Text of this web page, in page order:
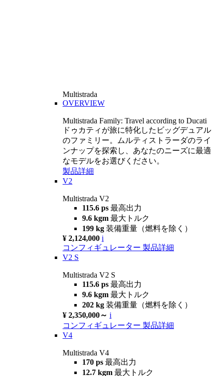
Multistrada
OVERVIEW
Multistrada Family: Travel according to Ducati
ドゥカティが旅に特化したビッグデュアル
のファミリー。ムルティストラーダのライ
ンナップを探索し、あなたのニーズに最適
なモデルをお選びください。
製品詳細
V2
Multistrada V2
115.6 ps 最高出力
9.6 kgm 最大トルク
199 kg 装備重量（燃料を除く）
¥ 2,124,000 i
コンフィギュレーター 製品詳細
V2 S
Multistrada V2 S
115.6 ps 最高出力
9.6 kgm 最大トルク
202 kg 装備重量（燃料を除く）
¥ 2,350,000～ i
コンフィギュレーター 製品詳細
V4
Multistrada V4
170 ps 最高出力
12.7 kgm 最大トルク